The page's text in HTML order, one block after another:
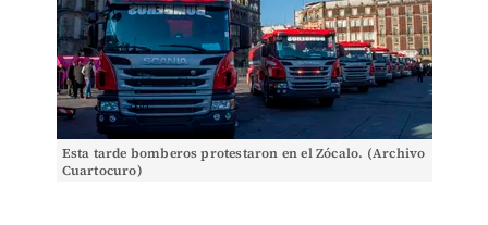
Esta tarde bomberos protestaron en el Zócalo. (Archivo
Cuartocuro)